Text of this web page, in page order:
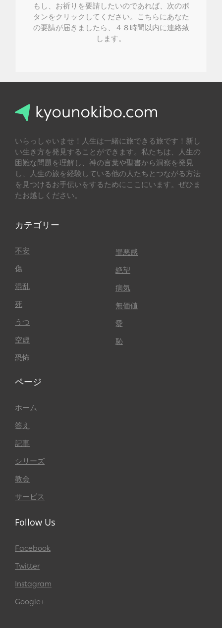
もし、お祈りを要請したいのであれば、次のボ
タンをクリックしてください。こちらにあなた
の要請が届きましたら、４８時間以内に連絡致
します。
いらっしゃいませ！人生は一緒に旅できる旅です！新し
い生き方を発見することができます。私たちは、人生の
困難な問題を理解し、神の言葉や聖書から洞察を発見
し、人生の旅を経験している他の人たちとつながる方法
を見つけるお手伝いをするためにここにいます。ぜひま
たお越しください。
カテゴリー
不安
傷
混乱
死
うつ
空虚
恐怖
罪悪感
絶望
病気
無価値
愛
恥
ページ
ホーム
答え
記事
シリーズ
教会
サービス
Follow Us
Facebook
Twitter
Instagram
Google+